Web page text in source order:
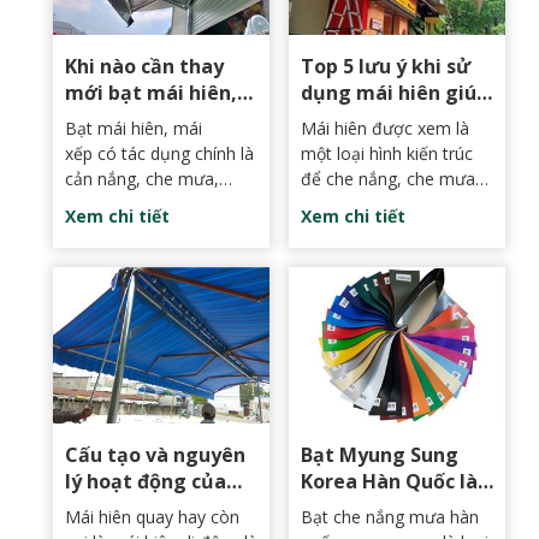
người yêu thích và có
tăng tính thẩm mỹ cho
kinh doanh của bạn.
Khi nào cần thay
mới bạt mái hiên,
mái xếp - dịch vụ
lắp đặt Mái hiên
Phan Thiết giá rẻ
Bạt mái hiên, mái
xếp có tác dụng chính là
cản nắng, che mưa,
mang đến sự mát mẻ
cho không gian sử dụng.
này cũng rất đa dạng về
kiểu dáng và màu sắc
để mọi người có thể dễ
dàng lựa chọn theo nhu
cầu và sở thích của bản
thân.
Xem chi tiết
Top 5 lưu ý khi sử
dụng mái hiên giúp
mái hiên luôn bền
đẹp - Lắp dặt mái
hiên Phan Thiết
Mái hiên được xem là
một loại hình kiến trúc
để che nắng, che mưa
cho hiên nhà, sân
thượng hoặc không gian
những thế, nó còn đóng
vai trò như vật dụng tô
điểm trang trí cho không
gian của bạn. Thế
nhưng, để sử dụng lâu
dài bạn phải biết được
sinh như thế nào cho
hợp lý.
Xem chi tiết
Cấu tạo và nguyên
lý hoạt động của
mái hiên quay | Lắp
Mái hiên quay hay còn
Bạt Myung Sung
Korea Hàn Quốc là
gì? Bạt mái hiên
Bạt che nắng mưa hàn